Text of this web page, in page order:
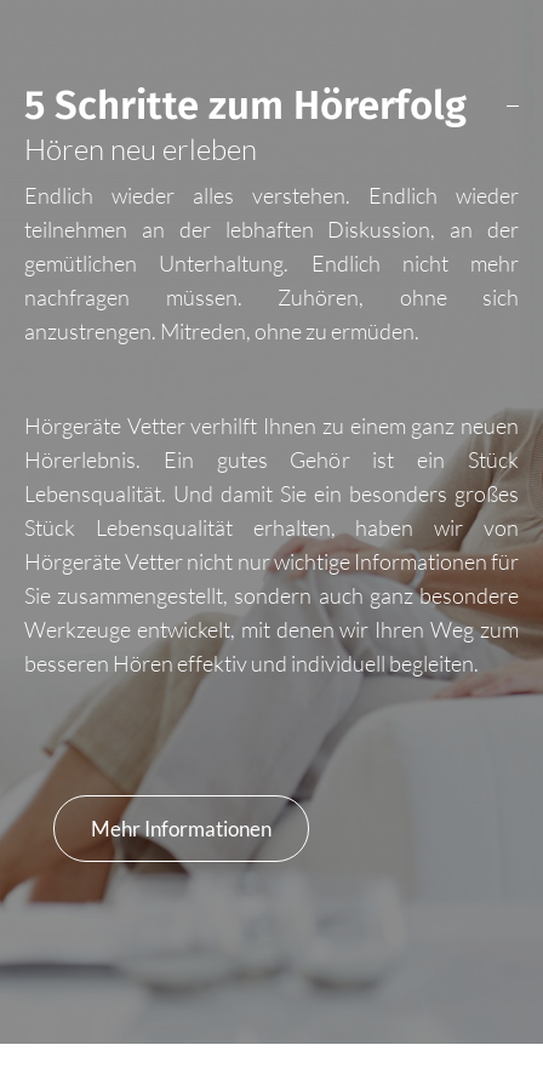
5 Schritte zum Hörerfolg
Hören neu erleben
Endlich wieder alles verstehen. Endlich wieder
teilnehmen an der lebhaften Diskussion, an der
gemütlichen Unterhaltung. Endlich nicht mehr
nachfragen müssen. Zuhören, ohne sich
anzustrengen. Mitreden, ohne zu ermüden.
Hörgeräte Vetter verhilft Ihnen zu einem ganz neuen
Hörerlebnis. Ein gutes Gehör ist ein Stück
Lebensqualität. Und damit Sie ein besonders großes
Stück Lebensqualität erhalten, haben wir von
Hörgeräte Vetter nicht nur wichtige Informationen für
Sie zusammengestellt, sondern auch ganz besondere
Werkzeuge entwickelt, mit denen wir Ihren Weg zum
besseren Hören effektiv und individuell begleiten.
Mehr Informationen